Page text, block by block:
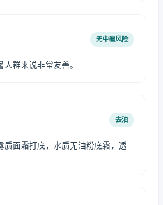
无中暑风险
群来说非常友善。
去油
质面霜打底，水质无油粉底霜，透